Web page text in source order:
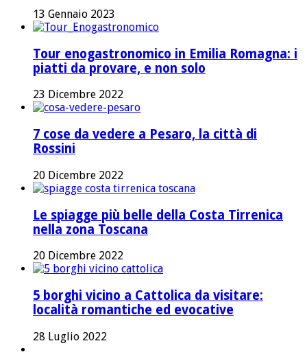
13 Gennaio 2023
Tour enogastronomico in Emilia Romagna: i
piatti da provare, e non solo
23 Dicembre 2022
7 cose da vedere a Pesaro, la città di
Rossini
20 Dicembre 2022
Le spiagge più belle della Costa Tirrenica
nella zona Toscana
20 Dicembre 2022
5 borghi vicino a Cattolica da visitare:
località romantiche ed evocative
28 Luglio 2022